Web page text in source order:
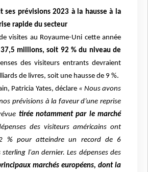
ses prévisions 2023 à la hausse à la
rapide du secteur
visites au Royaume-Uni cette année
37,5 millions, soit 92 % du niveau de
des visiteurs entrants devraient
de livres, soit une hausse de 9 %.
Patricia Yates, déclare« Nous avons
prévisions à la faveur d’une reprise
tirée notamment par le marché
des visiteurs américains ont
% pour atteindre un record de 6
l'an dernier. Les dépenses des
marchés européens, dont la